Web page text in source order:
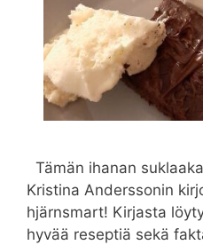
Tämän ihanan
Kristina Anderssonin
hjärnsmart! Kirjasta
hyvää reseptiä sekä